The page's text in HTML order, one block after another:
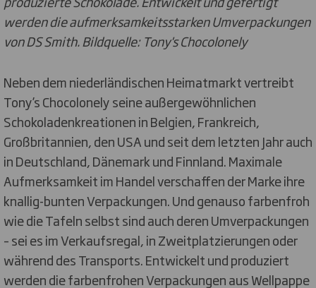
werden die aufmerksamkeitsstarken Umverpackungen
von DSSmith. Bildquelle: Tony's Chocolonely
Neben dem niederländischen Heimatmarkt vertreibt
Tony’s Chocolonely seine außergewöhnlichen
Schokoladenkreationen in Belgien, Frankreich,
Großbritannien, den USA und seit dem letzten Jahr auch
in Deutschland, Dänemark und Finnland. Maximale
Aufmerksamkeit im Handel verschaffen der Marke ihre
knallig-bunten Verpackungen. Und genauso farbenfroh
wie die Tafeln selbst sind auch deren Umverpackungen
– sei es im Verkaufsregal, in Zweitplatzierungen oder
während des Transports. Entwickelt und produziert
werden die farbenfrohen Verpackungen aus Wellpappe